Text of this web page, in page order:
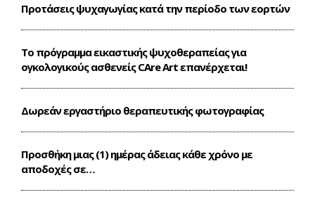
Προτάσεις ψυχαγωγίας κατά την περίοδο των εορτών
Το πρόγραμμα εικαστικής ψυχοθεραπείας για
ογκολογικούς ασθενείς CΑre Art επανέρχεται!
Δωρεάν εργαστήριο θεραπευτικής φωτογραφίας
Προσθήκη μιας (1) ημέρας άδειας κάθε χρόνο με
αποδοχές σε…